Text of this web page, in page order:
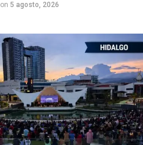
on 5 agosto, 2026